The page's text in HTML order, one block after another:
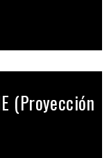
(Proyección